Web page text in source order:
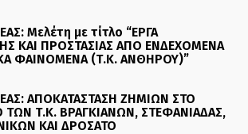
Μελέτη με τίτλο “ΕΡΓΑ
ΚΑΙ ΠΡΟΣΤΑΣΙΑΣ ΑΠΟ ΕΝΔΕΧΟΜΕΝΑ
ΦΑΙΝΟΜΕΝΑ (Τ.Κ. ΑΝΘΗΡΟΥ)”
ΑΠΟΚΑΤΑΣΤΑΣΗ ΖΗΜΙΩΝ ΣΤΟ
ΤΩΝ Τ.Κ. ΒΡΑΓΚΙΑΝΩΝ, ΣΤΕΦΑΝΙΑΔΑΣ,
ΚΑΙ ΔΡΟΣΑΤΟ